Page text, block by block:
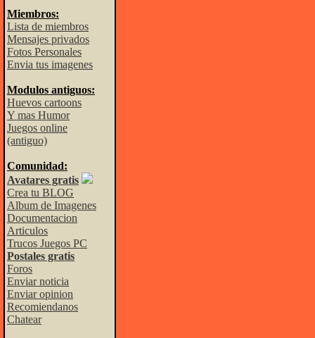
Miembros:
Lista de miembros
Mensajes privados
Fotos Personales
Envia tus imagenes
Modulos antiguos:
Huevos cartoons
Y mas Humor
Juegos online
(antiguo)
Comunidad:
Avatares gratis
Crea tu BLOG
Album de Imagenes
Documentacion
Articulos
Trucos Juegos PC
Postales gratis
Foros
Enviar noticia
Enviar opinion
Recomiendanos
Chatear